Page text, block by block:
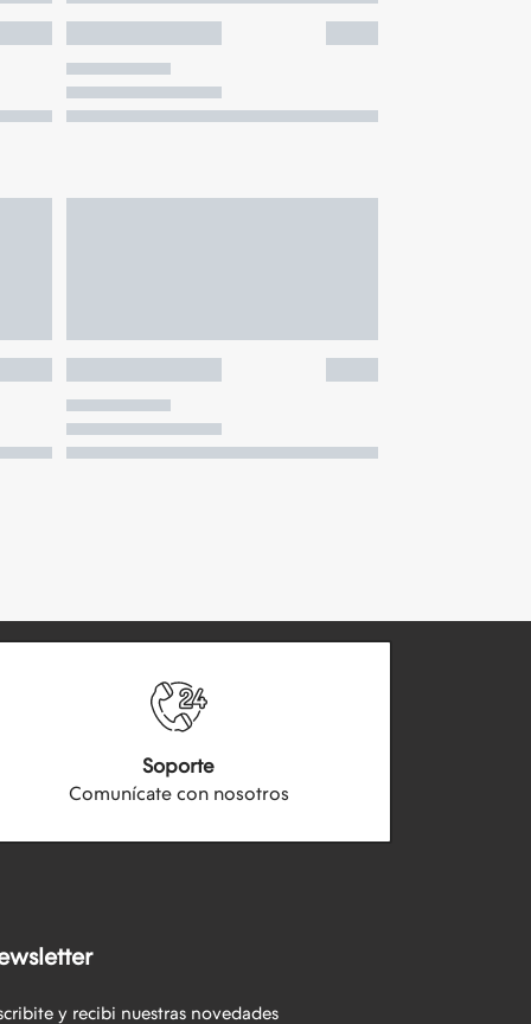
Soporte
Comunícate con nosotros
y recibi nuestras novedades